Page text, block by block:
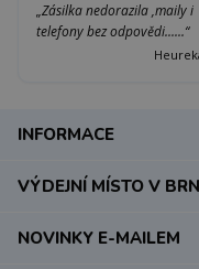
„Zásilka nedorazila ,maily i
telefony bez odpovědi......“
INFORMACE
VÝDEJNÍ MÍSTO V
NOVINKY E-MAILEM